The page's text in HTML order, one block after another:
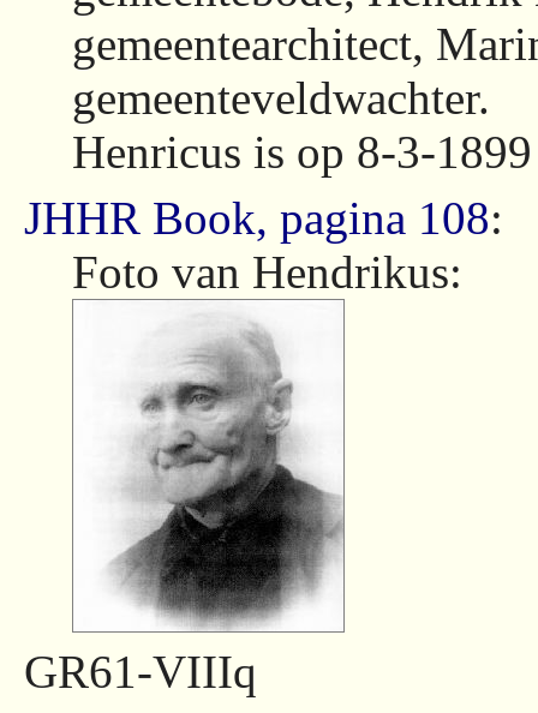
gemeentearchitect,
gemeenteveldwachter.
Henricus is op 8-3-
JHHR Book, pagina 108:
Foto van Hendrikus:
GR61-VIIIq